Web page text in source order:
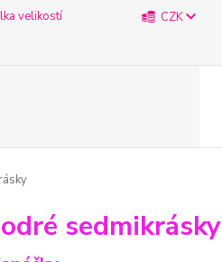
velikostí
CZK
sedmikrásky